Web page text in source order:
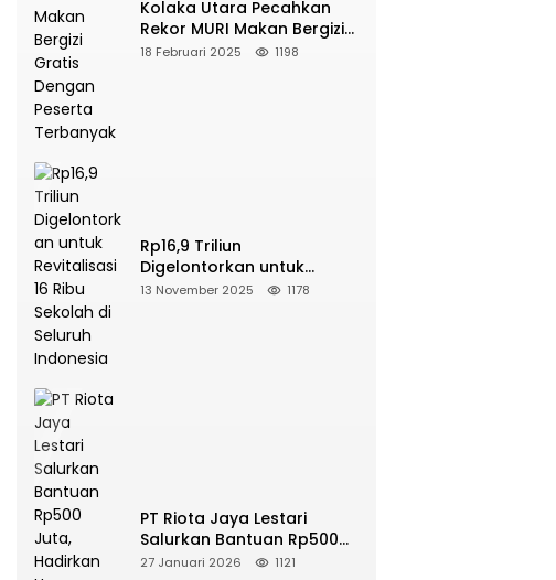
Kolaka Utara Pecahkan
Rekor MURI Makan Bergizi
Gratis Dengan Peserta
18 Februari 2025 1198
Rp16,9 Triliun
Digelontorkan untuk
Revitalisasi 16 Ribu Sekolah
13 November 2025 1178
PT Riota Jaya Lestari
Salurkan Bantuan Rp500
Juta, Hadirkan Harapan
27 Januari 2026 1121